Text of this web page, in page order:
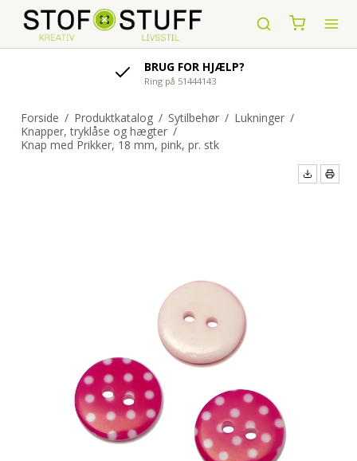
AFSENDELSE AF ORDRE
indenfor 1-4 hverdage
Forside / Produktkatalog / Sytilbehør / Lukninger /
Knapper, tryklåse og hægter /
Knap med Prikker, 18 mm, pink, pr. stk